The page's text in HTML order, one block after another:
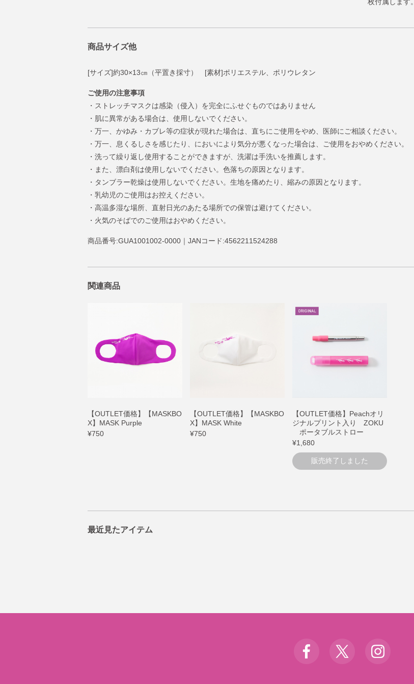
商品サイズ他
[サイズ]約30×13㎝（平置き採寸） [素材]ポリエステル、ポリウレタン
ご使用の注意事項
・ストレッチマスクは感染（侵入）を完全にふせぐものではありません
・肌に異常がある場合は、使用しないでください。
・万一、かゆみ・カブレ等の症状が現れた場合は、直ちにご使用をやめ、医師にご相談ください。
・万一、息くるしさを感じたり、においにより気分が悪くなった場合は、ご使用をおやめください。
・洗って繰り返し使用することができますが、洗濯は手洗いを推薦します。
・また、漂白剤は使用しないでください。色落ちの原因となります。
・タンブラー乾燥は使用しないでください。生地を痛めたり、縮みの原因となります。
・乳幼児のご使用はお控えください。
・高温多湿な場所、直射日光のあたる場所での保管は避けてください。
・火気のそばでのご使用はおやめください。
商品番号:GUA1001002-0000｜JANコード:4562211524288
関連商品
【OUTLET価格】【MASKBO
X】MASK Purple
¥750
【OUTLET価格】【MASKBO
X】MASK White
¥750
【OUTLET価格】Peachオリ
ジナルプリント入り ZOKU
ポータブルストロー
¥1,680
販売終了しました
最近見たアイテム